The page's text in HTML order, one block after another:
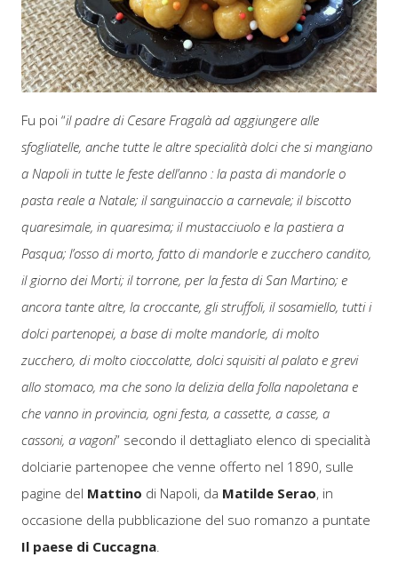
Fu poi “il padre di Cesare Fragalà ad aggiungere alle
sfogliatelle, anche tutte le altre specialità dolci che si mangiano
a Napoli in tutte le feste dell’anno : la pasta di mandorle o
pasta reale a Natale; il sanguinaccio a carnevale; il biscotto
quaresimale, in quaresima; il mustacciuolo e la pastiera a
Pasqua; l’osso di morto, fatto di mandorle e zucchero candito,
il giorno dei Morti; il torrone, per la festa di San Martino; e
ancora tante altre, la croccante, gli struffoli, il sosamiello, tutti i
dolci partenopei, a base di molte mandorle, di molto
zucchero, di molto cioccolatte, dolci squisiti al palato e grevi
allo stomaco, ma che sono la delizia della folla napoletana e
che vanno in provincia, ogni festa, a cassette, a casse, a
cassoni, a vagoni” secondo il dettagliato elenco di specialità
dolciarie partenopee che venne offerto nel 1890, sulle
pagine del Mattino di Napoli, da Matilde Serao, in
occasione della pubblicazione del suo romanzo a puntate
Il paese di Cuccagna.